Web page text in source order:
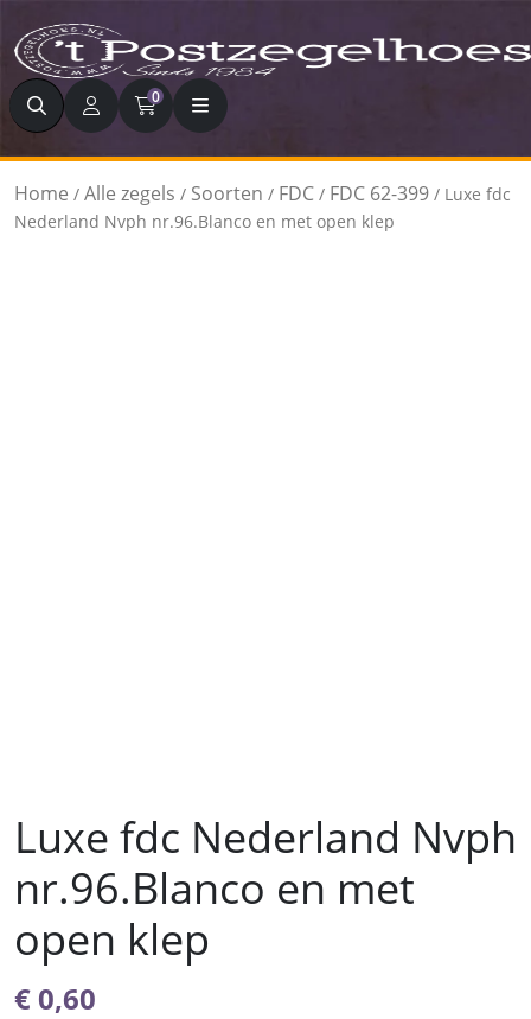
Zoeken 0
Home / Alle zegels / Soorten / FDC / FDC 62-399 / Luxe fdc
Nederland Nvph nr.96.Blanco en met open klep
Luxe fdc Nederland Nvph
nr.96.Blanco en met
open klep
€ 0,60